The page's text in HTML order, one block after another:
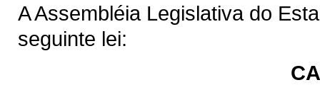
A Assembléia Legislativa do
seguinte lei: